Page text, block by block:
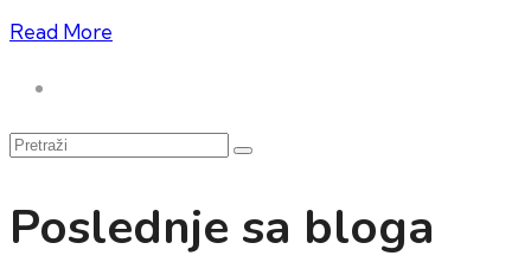
Read More
Pretraži
Poslednje sa bloga